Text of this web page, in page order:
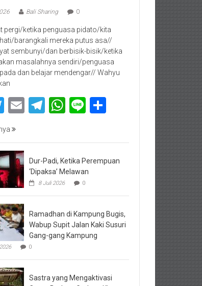
Bali Sharing 0
pergi/ketika penguasa pidato/kita
barangkali mereka putus asa//
sembunyi/dan berbisik-bisik/ketika
masalahnya sendiri/penguasa
dan belajar mendengar// Wahyu
Twitter
EmailTelegram
WhatsApp
Line
Dur-Padi, Ketika Perempuan
‘Dipaksa’ Melawan
8 Juli 2026 0
Ramadhan di Kampung Bugis,
Wabup Supit Jalan Kaki Susuri
Gang-gang Kampung
0
Sastra yang Mengaktivasi